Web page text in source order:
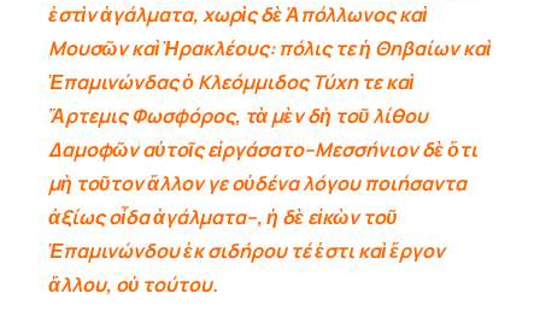
ἐστὶν ἀγάλματα, χωρὶς δὲ Ἀπόλλωνος καὶ
Μουσῶν καὶ Ἡρακλέους: πόλις τε ἡ Θηβαίων καὶ
Ἐπαμινώνδας ὁ Κλεόμμιδος Τύχη τε καὶ
Ἄρτεμις Φωσφόρος, τὰ μὲν δὴ τοῦ λίθου
Δαμοφῶν αὐτοῖς εἰργάσατο–Μεσσήνιον δὲ ὅτι
μὴ τοῦτον ἄλλον γε οὐδένα λόγου ποιήσαντα
ἀξίως οἶδα ἀγάλματα–, ἡ δὲ εἰκὼν τοῦ
Ἐπαμινώνδου ἐκ σιδήρου τέ ἐστι καὶ ἔργον
ἄλλου, οὐ τούτου.